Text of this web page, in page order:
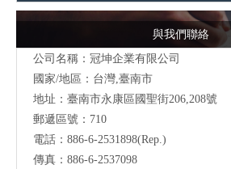
與我們聯絡
公司名稱：冠坤企業有限公司
國家/地區：台灣,臺南市
地址：臺南市永康區國聖街206,208號
郵遞區號：710
電話：886-6-2531898(Rep.)
傳真：886-6-2537098